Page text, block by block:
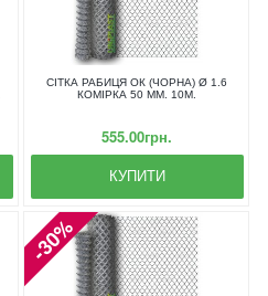
СІТКА РАБИЦЯ ОК (ЧОРНА) Ø 1.6
КОМІРКА 50 ММ. 10М.
555.00грн.
КУПИТИ
-30%